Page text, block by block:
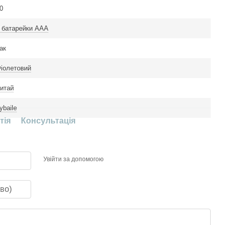
батарейки ААА
Консультація
Увійти за допомогою